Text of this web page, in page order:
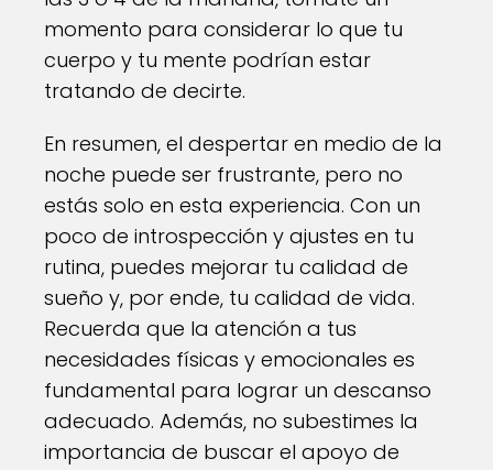
momento para considerar lo que tu
cuerpo y tu mente podrían estar
tratando de decirte.
En resumen, el despertar en medio de la
noche puede ser frustrante, pero no
estás solo en esta experiencia. Con un
poco de introspección y ajustes en tu
rutina, puedes mejorar tu calidad de
sueño y, por ende, tu calidad de vida.
Recuerda que la atención a tus
necesidades físicas y emocionales es
fundamental para lograr un descanso
adecuado. Además, no subestimes la
importancia de buscar el apoyo de